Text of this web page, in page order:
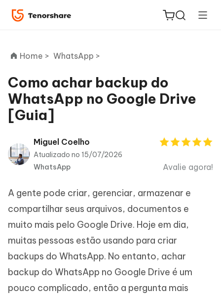
ReiBoot
for iOS
PDNob
PDF
Editor
Novo
iAnyGo
Home > WhatsApp >
Como achar backup do
WhatsApp no Google Drive
[Guia]
Miguel Coelho
Atualizado no 15/07/2026
WhatsApp
Avalie agora!
A gente pode criar, gerenciar, armazenar e
compartilhar seus arquivos, documentos e
muito mais pelo Google Drive. Hoje em dia,
muitas pessoas estão usando para criar
backups do WhatsApp. No entanto, achar
backup do WhatsApp no Google Drive é um
pouco complicado, então a pergunta mais